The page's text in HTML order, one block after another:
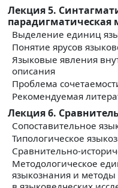
Лекция 5.
парадигматическая
Выделение единиц
Понятие ярусов
Языковые явления
описания
Проблема
Рекомендуемая
Лекция 6.
Сопоставительное
Типологическое
Сравнительно-
Методологическое
языкознания и